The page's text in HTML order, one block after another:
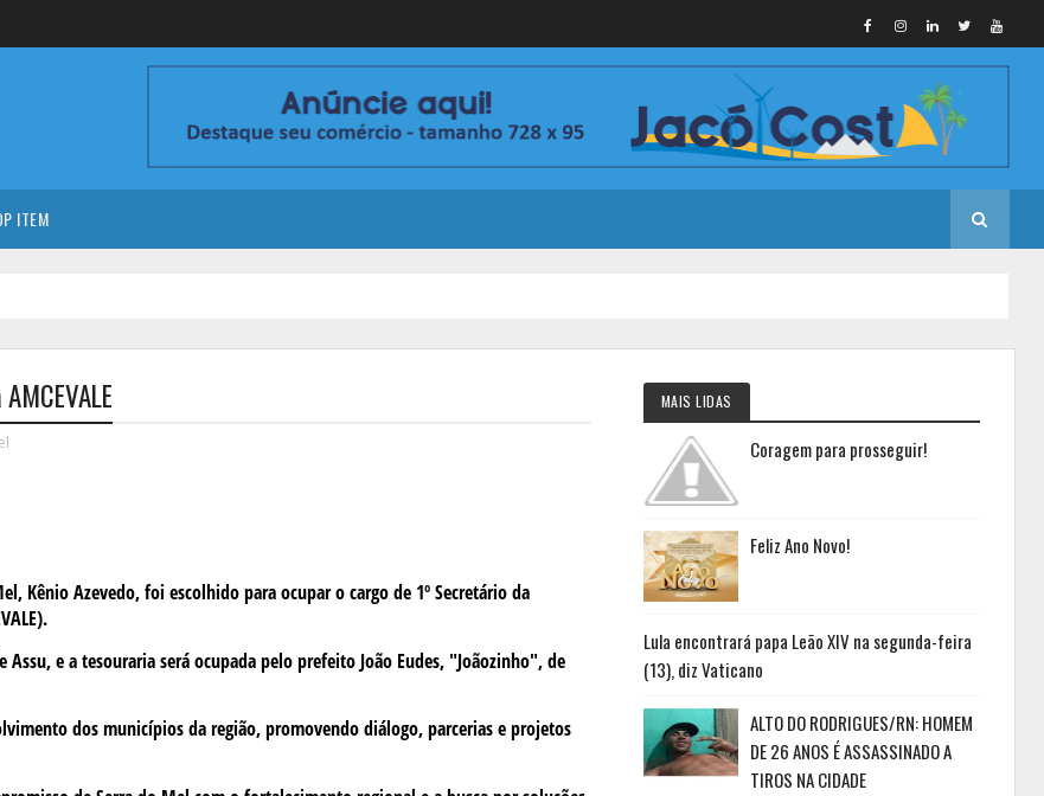
ITEM
Kênio Azevedo, foi escolhido para ocupar o cargo de 1º Secretário da
e a tesouraria será ocupada pelo prefeito João Eudes, "Joãozinho", de
dos municípios da região, promovendo diálogo, parcerias e projetos
MAIS LIDAS
Coragem para prosseguir!
Feliz Ano Novo!
Lula encontrará papa Leão XIV na segunda-feira
(13), diz Vaticano
ALTO DO RODRIGUES/RN: HOMEM
DE 26 ANOS É ASSASSINADO A
TIROS NA CIDADE